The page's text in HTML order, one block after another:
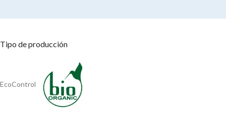
Tipo de producción
EcoControl